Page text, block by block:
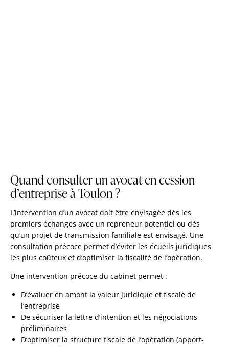
Quand consulter un avocat en cession
d’entreprise à Toulon ?
L’intervention d’un avocat doit être envisagée dès les
premiers échanges avec un repreneur potentiel ou dès
qu’un projet de transmission familiale est envisagé. Une
consultation précoce permet d’éviter les écueils juridiques
les plus coûteux et d’optimiser la fiscalité de l’opération.
Une intervention précoce du cabinet permet :
D’évaluer en amont la valeur juridique et fiscale de
l’entreprise
De sécuriser la lettre d’intention et les négociations
préliminaires
D’optimiser la structure fiscale de l’opération (apport-